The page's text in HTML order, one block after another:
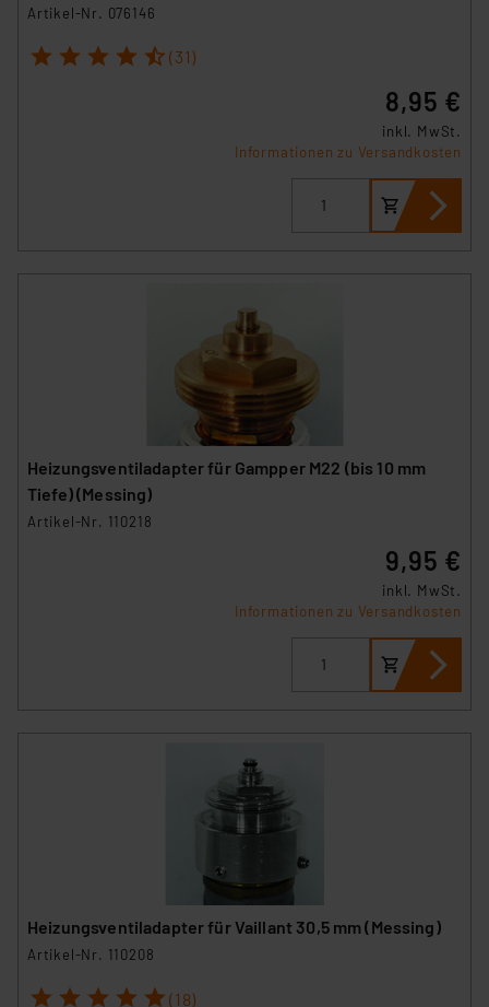
Artikel-Nr. 076146
1 2 3 4 5 (31)
8,95 €
inkl. MwSt.
Informationen zu Versandkosten
Heizungsventiladapter für Gampper M22 (bis 10 mm
Tiefe) (Messing)
Artikel-Nr. 110218
9,95 €
inkl. MwSt.
Informationen zu Versandkosten
Heizungsventiladapter für Vaillant 30,5 mm (Messing)
Artikel-Nr. 110208
1 2 3 4 5 (18)